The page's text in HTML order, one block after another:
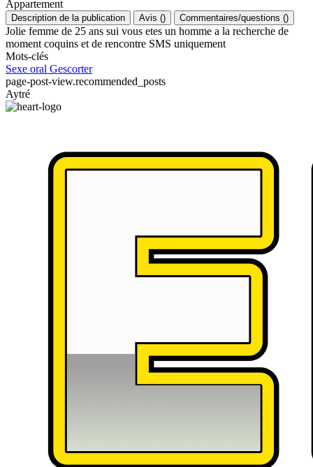
Appartement
Description de la publication Avis () Commentaires/questions ()
Jolie femme de 25 ans sui vous etes un homme a la recherche de
moment coquins et de rencontre SMS uniquement
Mots-clés
Sexe oral Gescorter
page-post-view.recommended_posts
Aytré